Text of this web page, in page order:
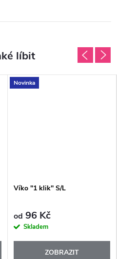
Novinka
Víko "1 klik" S/L
od 96 Kč
Skladem
ZOBRAZIT